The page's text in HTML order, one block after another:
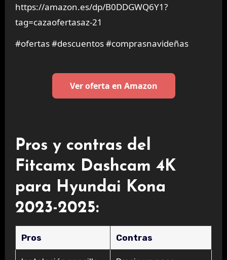
https://amazon.es/dp/B0DDGWQ6Y1?
tag=cazaofertasaz-21
#ofertas #descuentos #comprasnavideñas
Ver oferta en Amazon
Pros y contras del
Fitcamx Dashcam 4K
para Hyundai Kona
2023-2025:
Pros Contras